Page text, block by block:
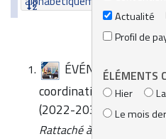
Actualité
Profil de
ÉLÉMENTS
Hier
Le mois
ÉVÉNEMENT |
coordination sur la
(2022-2031)
Rattaché à